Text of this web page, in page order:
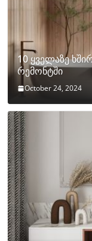
10 ყველაზე
რემონტში
October 24, 2024